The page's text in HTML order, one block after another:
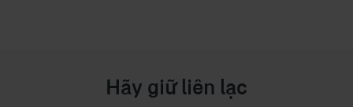
Hãy giữ liên lạc